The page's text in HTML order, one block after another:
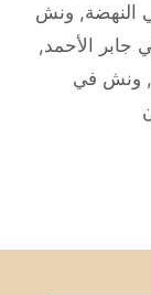
, ونش
الأحمد,
, ونش في